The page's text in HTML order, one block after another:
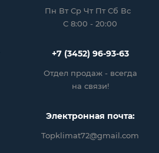
Пн Вт Ср Чт Пт Сб Вс
С 8:00 - 20:00
+7 (3452) 96-93-63
Отдел продаж - всегда
на связи!
Электронная почта:
Topklimat72@gmail.com